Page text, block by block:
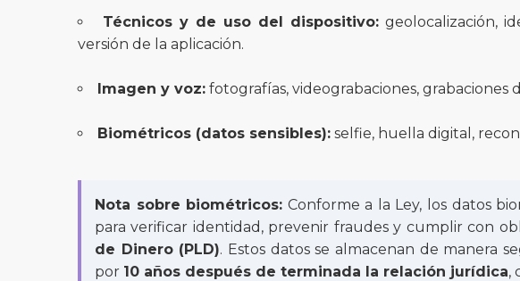
Técnicos y de uso del dispositivo: geolocalización,
versión de la aplicación.
Imagen y voz: fotografías, videograbaciones, grabaciones
Biométricos (datos sensibles): selfie, huella digital,
Nota sobre biométricos: Conforme a la Ley, los datos
para verificar identidad, prevenir fraudes y cumplir con
de Dinero (PLD). Estos datos se almacenan de manera
por 10 años después de terminada la relación jurídica,